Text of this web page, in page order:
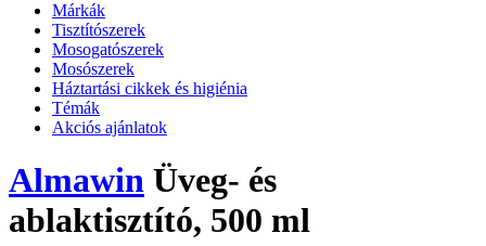
Márkák
Tisztítószerek
Mosogatószerek
Mosószerek
Háztartási cikkek és higiénia
Témák
Akciós ajánlatok
Almawin Üveg- és
ablaktisztító, 500 ml